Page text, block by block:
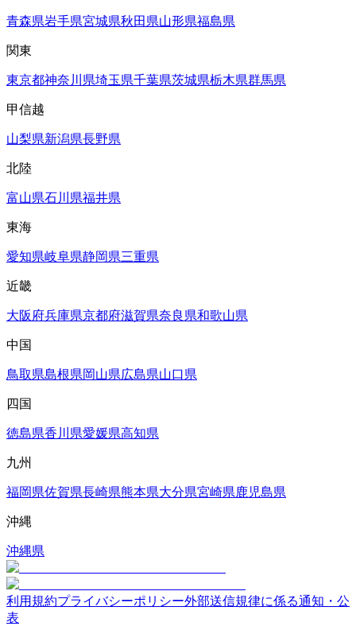
青森県岩手県宮城県秋田県山形県福島県
関東
東京都神奈川県埼玉県千葉県茨城県栃木県群馬県
甲信越
山梨県新潟県長野県
北陸
富山県石川県福井県
東海
愛知県岐阜県静岡県三重県
近畿
大阪府兵庫県京都府滋賀県奈良県和歌山県
中国
鳥取県島根県岡山県広島県山口県
四国
徳島県香川県愛媛県高知県
九州
福岡県佐賀県長崎県熊本県大分県宮崎県鹿児島県
沖縄
沖縄県
利用規約プライバシーポリシー外部送信規律に係る通知・公
表